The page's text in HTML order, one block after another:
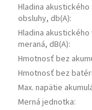
Hladina akustického
obsluhy, db(A):
Hladina akustického
meraná, dB(A):
Hmotnosť bez
Hmotnosť bez
Max. napätie
Merná jednotka: